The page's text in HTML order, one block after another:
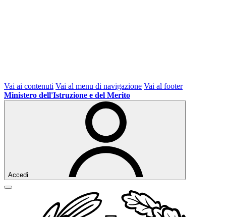
Vai ai contenuti Vai al menu di navigazione Vai al footer
Ministero dell'Istruzione e del Merito
Accedi